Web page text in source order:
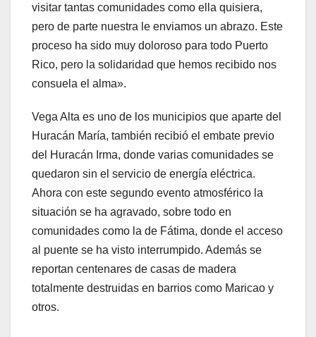
visitar tantas comunidades como ella quisiera,
pero de parte nuestra le enviamos un abrazo. Este
proceso ha sido muy doloroso para todo Puerto
Rico, pero la solidaridad que hemos recibido nos
consuela el alma».
Vega Alta es uno de los municipios que aparte del
Huracán María, también recibió el embate previo
del Huracán Irma, donde varias comunidades se
quedaron sin el servicio de energía eléctrica.
Ahora con este segundo evento atmosférico la
situación se ha agravado, sobre todo en
comunidades como la de Fátima, donde el acceso
al puente se ha visto interrumpido. Además se
reportan centenares de casas de madera
totalmente destruidas en barrios como Maricao y
otros.